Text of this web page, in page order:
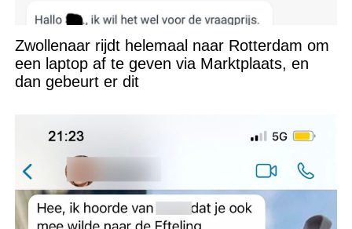
Zwollenaar rijdt helemaal naar Rotterdam om
een laptop af te geven via Marktplaats, en
dan gebeurt er dit